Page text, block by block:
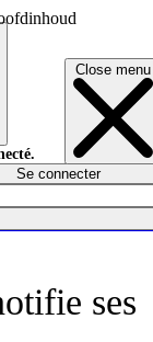
Close menu
Se connecter
ses